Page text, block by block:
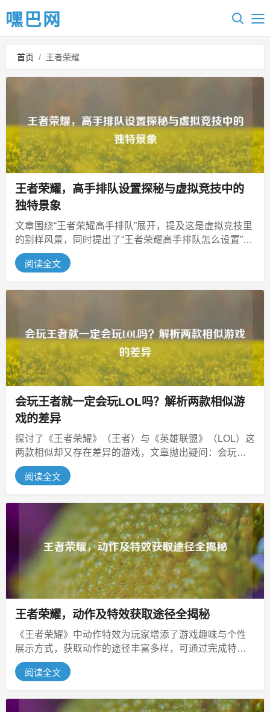
嘿巴网
首页 / 王者荣耀
王者荣耀，高手排队设置探秘与虚拟竞技中的
独特景象
文章围绕“王者荣耀高手排队”展开，提及这是虚拟竞技里
的别样风景，同时提出了“王者荣耀高手排队怎么设置”这
一问题，但仅从给定内容来...
阅读全文
会玩王者就一定会玩LOL吗？解析两款相似游
戏的差异
探讨了《王者荣耀》（王者）与《英雄联盟》（LOL）这
两款相似却又存在差异的游戏，文章抛出疑问：会玩王
者的玩家是否就一定会玩 LO...
阅读全文
王者荣耀，动作及特效获取途径全揭秘
《王者荣耀》中动作特效为玩家增添了游戏趣味与个性
展示方式，获取动作的途径丰富多样，可通过完成特定
活动任务解锁，如节日活动、限时挑...
阅读全文